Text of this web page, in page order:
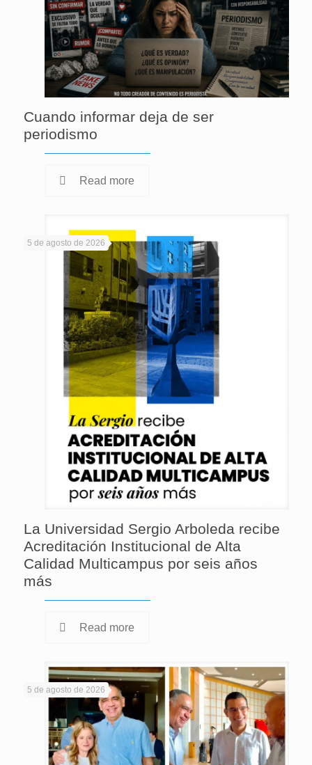
Cuando informar deja de ser
periodismo
Read more
5 de agosto de 2026
La Universidad Sergio Arboleda recibe
Acreditación Institucional de Alta
Calidad Multicampus por seis años
más
Read more
5 de agosto de 2026